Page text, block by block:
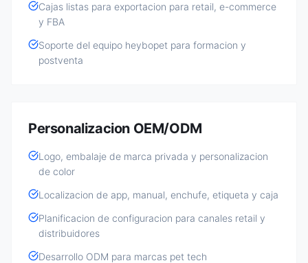
Cajas listas para exportacion para retail, e-commerce
y FBA
Soporte del equipo heybopet para formacion y
postventa
Personalizacion OEM/ODM
Logo, embalaje de marca privada y personalizacion
de color
Localizacion de app, manual, enchufe, etiqueta y caja
Planificacion de configuracion para canales retail y
distribuidores
Desarrollo ODM para marcas pet tech